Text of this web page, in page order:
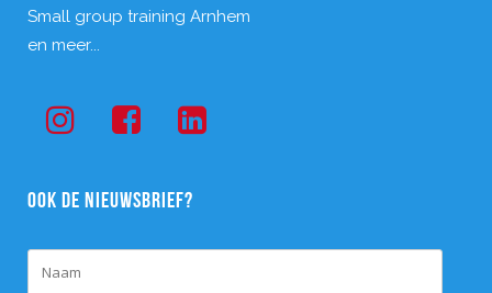
Small group training Arnhem
en meer...
OOK DE NIEUWSBRIEF?